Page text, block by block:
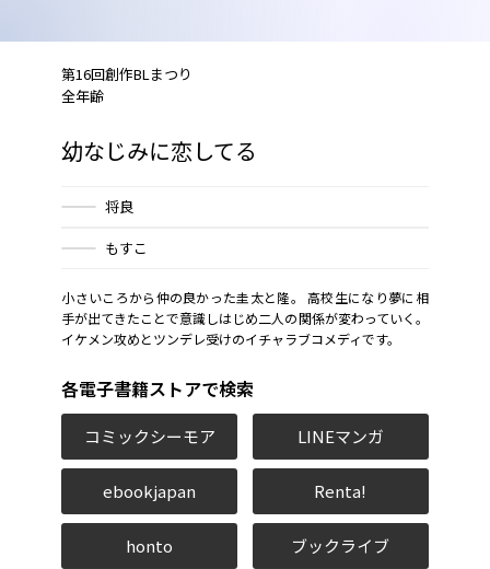
第16回創作BLまつり
全年齢
幼なじみに恋してる
将良
もすこ
小さいころから仲の良かった圭太と隆。 高校生になり夢に相
手が出てきたことで意識しはじめ二人の関係が変わっていく。
イケメン攻めとツンデレ受けのイチャラブコメディです。
各電子書籍ストアで検索
コミックシーモア LINEマンガ
ebookjapan Renta!
honto ブックライブ